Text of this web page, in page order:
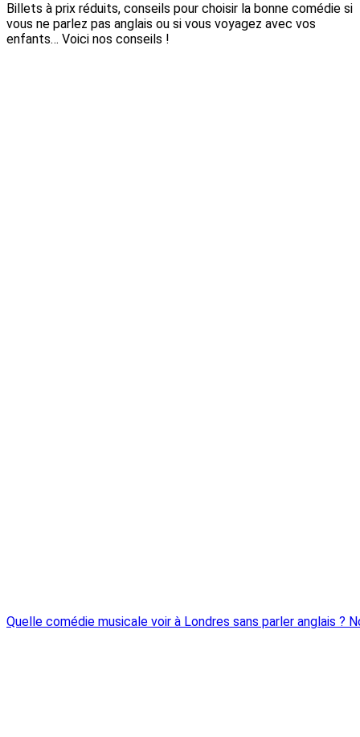
Billets à prix réduits, conseils pour choisir la bonne comédie si
vous ne parlez pas anglais ou si vous voyagez avec vos
enfants… Voici nos conseils !
Quelle comédie musicale voir à Londres sans parler anglais ?